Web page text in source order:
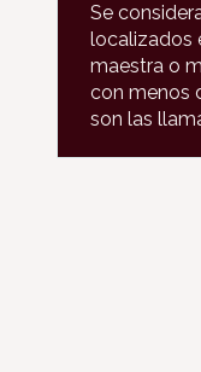
Se
localizados
maestra o
con menos
son las